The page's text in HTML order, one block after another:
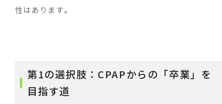
性はあります。
第1の選択肢：CPAPからの「卒業」を
目指す道